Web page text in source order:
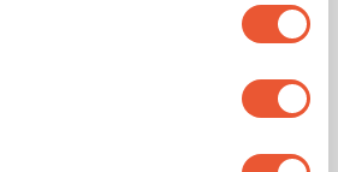
tests poussés pour garantir sa
de qualité TüV NORD. Les